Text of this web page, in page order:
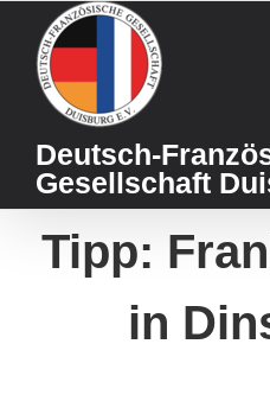
content
Deutsch-
Gesellschaft
Tipp:
in